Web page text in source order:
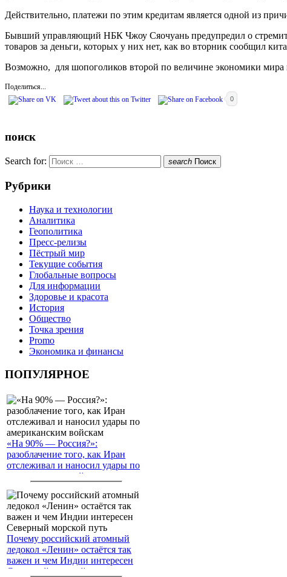
Действительно, платежи по этим кредитам является одной из
Бывший управляющий НБК Чжоу Сяочуань предупредил о
товаров за деньги, которых у них нет, как во вторник сообщил
Возможно, для шопоголиков второй по величине экономики мира
Поделиться...
0
поиск
Search for: search Поиск
Рубрики
Наука и технологии
Аналитика
Геополитика
Пресс-релизы
Пёстрый мир
Текущие события
Глобальные вопросы
Для информации
Здоровье и красота
История
Общество
Точка зрения
Promo
Экономика и финансы
ПОПУЛЯРНОЕ
«На 90% — Россия?»:
разоблачение того, как Иран
отслеживал и наносил удары по
американским войскам
Почему российский атомный
ледокол «Ленин» остаётся так
важен и чем Индии интересен
Северный морской путь